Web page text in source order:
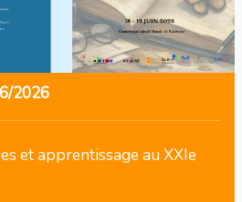
2026
et apprentissage au XXIe